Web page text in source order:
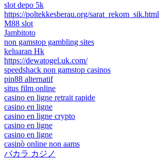
slot depo 5k
https://poltekkesberau.org/sarat_rekom_sik.html
M88 slot
Jambitoto
non gamstop gambling sites
keluaran Hk
https://dewatogel.uk.com/
speedshack non gamstop casinos
pin88 alternatif
situs film online
casino en ligne retrait rapide
casino en ligne
casino en ligne crypto
casino en ligne
casino en ligne
casinò online non aams
バカラ カジノ